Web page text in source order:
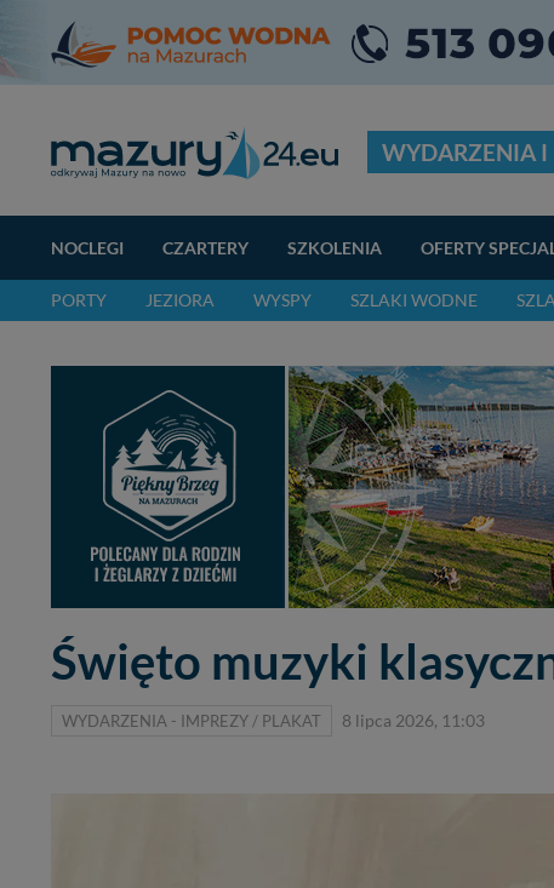
WYDARZENIA I
NOCLEGI CZARTERY SZKOLENIA OFERTY
PORTY JEZIORA WYSPY SZLAKI WODNE
Święto muzyki
WYDARZENIA - IMPREZY / PLAKAT 8 lipca 2026, 11:03